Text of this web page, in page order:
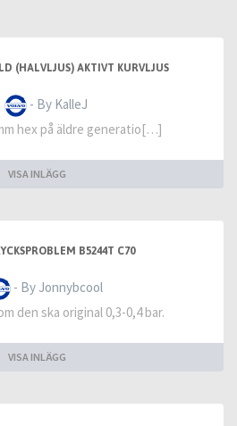
(HALVLJUS) AKTIVT KURVLJUS
- By KalleJ
hex på äldre generatio[…]
VISA INLÄGG
B5244T C70
- By Jonnybcool
den ska original 0,3-0,4 bar.
VISA INLÄGG